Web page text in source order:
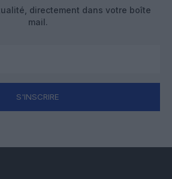
directement dans votre boîte
mail.
S'INSCRIRE